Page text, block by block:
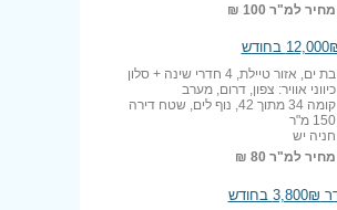
מחיר למ"ר 100 ₪
בת ים, אזור טיילת, 4 חדרי שינה + סלון
כיווני אוויר: צפון, דרום, מערב
קומה 34 מתוך 42, נוף לים, שטח דירה
150 מ"ר
חניה יש
מחיר למ"ר 80 ₪